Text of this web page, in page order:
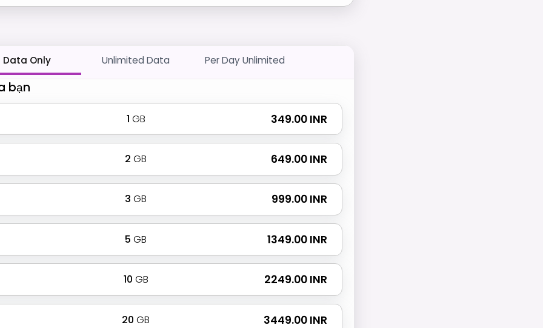
Data Only Unlimited Data Per Day Unlimited
bạn
1 GB ₹ 349.00 INR
2 GB ₹ 649.00 INR
3 GB ₹ 999.00 INR
5 GB ₹ 1349.00 INR
10 GB ₹ 2249.00 INR
20 GB ₹ 3449.00 INR